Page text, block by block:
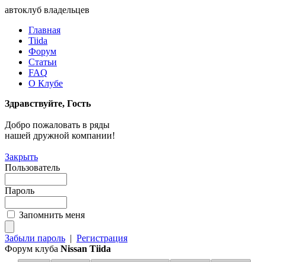
автоклуб владельцев
Главная
Tiida
Форум
Статьи
FAQ
О Клубе
Здравствуйте, Гость
Добро пожаловать в ряды
нашей дружной компании!
Закрыть
Пользователь
Пароль
Запомнить меня
Забыли пароль | Регистрация
Форум клуба Nissan Tiida